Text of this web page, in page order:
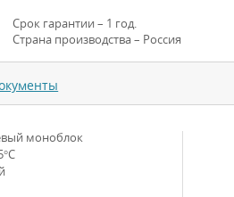
Срок гарантии – 1 год.
Страна производства – Россия
моноблок